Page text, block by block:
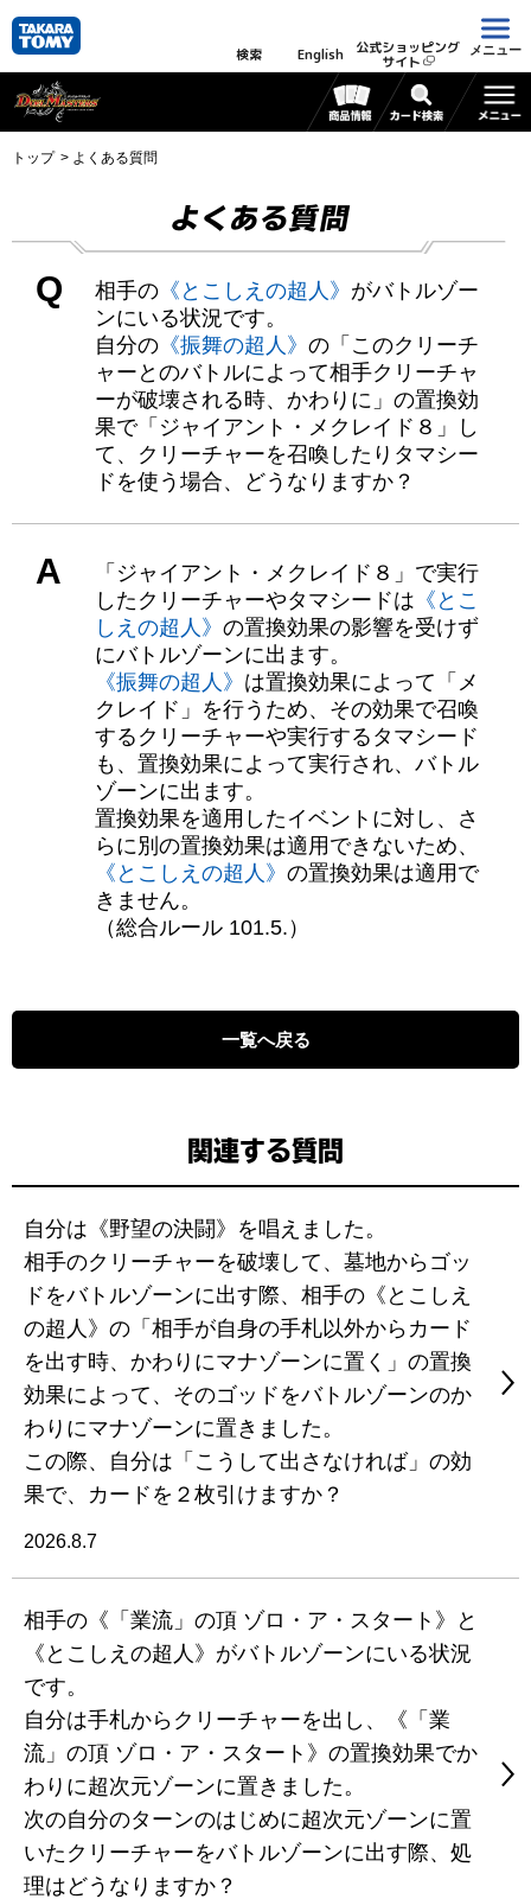
検索 English 公式ショッピング
サイト
メニュー
トップ よくある質問
よくある質問
Q 相手の 《とこしえの超人》 がバトルゾー
ンにいる状況です。
自分の 《振舞の超人》 の「このクリーチ
ャーとのバトルによって相手クリーチャ
ーが破壊される時、かわりに」の置換効
果で「ジャイアント・メクレイド８」し
て、クリーチャーを召喚したりタマシー
ドを使う場合、どうなりますか？
A
「ジャイアント・メクレイド８」で実行
したクリーチャーやタマシードは 《とこ
しえの超人》 の置換効果の影響を受けず
にバトルゾーンに出ます。
《振舞の超人》 は置換効果によって「メ
クレイド」を行うため、その効果で召喚
するクリーチャーや実行するタマシード
も、置換効果によって実行され、バトル
ゾーンに出ます。
置換効果を適用したイベントに対し、さ
らに別の置換効果は適用できないため、
《とこしえの超人》 の置換効果は適用で
きません。
（総合ルール 101.5.）
一覧へ戻る
関連する質問
自分は《野望の決闘》を唱えました。
相手のクリーチャーを破壊して、墓地からゴッ
ドをバトルゾーンに出す際、相手の《とこしえ
の超人》の「相手が自身の手札以外からカード
を出す時、かわりにマナゾーンに置く」の置換
効果によって、そのゴッドをバトルゾーンのか
わりにマナゾーンに置きました。
この際、自分は「こうして出さなければ」の効
果で、カードを２枚引けますか？
2026.8.7
相手の《「業流」の頂 ゾロ・ア・スタート》と
《とこしえの超人》がバトルゾーンにいる状況
です。
自分は手札からクリーチャーを出し、《「業
流」の頂 ゾロ・ア・スタート》の置換効果でか
わりに超次元ゾーンに置きました。
次の自分のターンのはじめに超次元ゾーンに置
いたクリーチャーをバトルゾーンに出す際、処
理はどうなりますか？